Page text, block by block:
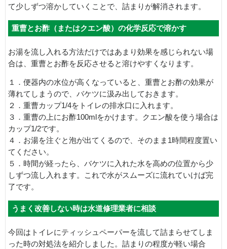
て少しずつ溶かしていくことで、詰まりが解消されます。
重曹とお酢（またはクエン酸）の化学反応で溶かす
お湯を流し入れる方法だけではあまり効果を感じられない場
合は、重曹とお酢を反応させると溶けやすくなります。
１．便器内の水位が高くなっていると、重曹とお酢の効果が
薄れてしまうので、バケツに汲み出しておきます。
２．重曹カップ1/4をトイレの排水口に入れます。
３．重曹の上にお酢100mlをかけます。クエン酸を使う場合は
カップ1/2です。
４．お湯を注ぐと泡が出てくるので、そのまま1時間程度置い
てください。
５．時間が経ったら、バケツに入れた水を高めの位置から少
しずつ流し入れます。これで水がスムーズに流れていけば完
了です。
うまく改善しない時は水道修理業者に相談
今回はトイレにティッシュペーパーを流して詰まらせてしま
った時の対処法を紹介しました。詰まりの程度が軽い場合